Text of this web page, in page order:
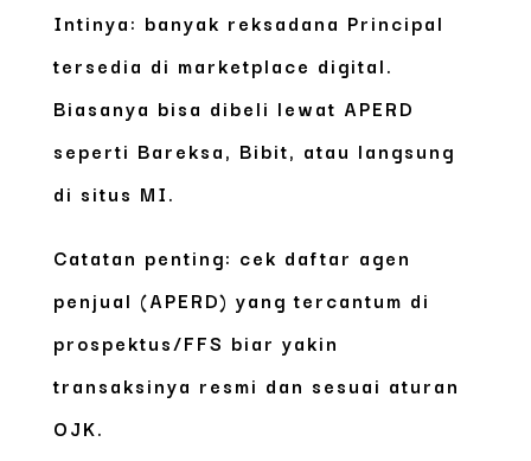
Intinya: banyak reksadana Principal
tersedia di marketplace digital.
Biasanya bisa dibeli lewat APERD
seperti Bareksa, Bibit, atau langsung
di situs MI.
Catatan penting: cek daftar agen
penjual (APERD) yang tercantum di
prospektus/FFS biar yakin
transaksinya resmi dan sesuai aturan
OJK.